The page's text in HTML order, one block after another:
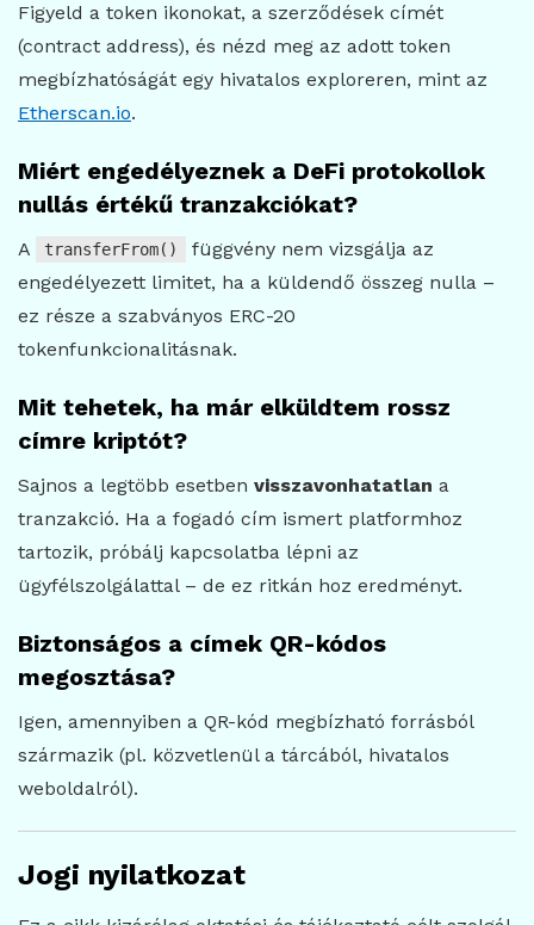
Figyeld a token ikonokat, a szerződések címét
(contract address), és nézd meg az adott token
megbízhatóságát egy hivatalos exploreren, mint az
Etherscan.io.
Miért engedélyeznek a DeFi protokollok
nullás értékű tranzakciókat?
A transferFrom()
függvény nem vizsgálja az
engedélyezett limitet, ha a küldendő összeg nulla –
ez része a szabványos ERC-20
tokenfunkcionalitásnak.
Mit tehetek, ha már elküldtem rossz
címre kriptót?
Sajnos a legtöbb esetben visszavonhatatlan a
tranzakció. Ha a fogadó cím ismert platformhoz
tartozik, próbálj kapcsolatba lépni az
ügyfélszolgálattal – de ez ritkán hoz eredményt.
Biztonságos a címek QR-kódos
megosztása?
Igen, amennyiben a QR-kód megbízható forrásból
származik (pl. közvetlenül a tárcából, hivatalos
weboldalról).
Jogi nyilatkozat